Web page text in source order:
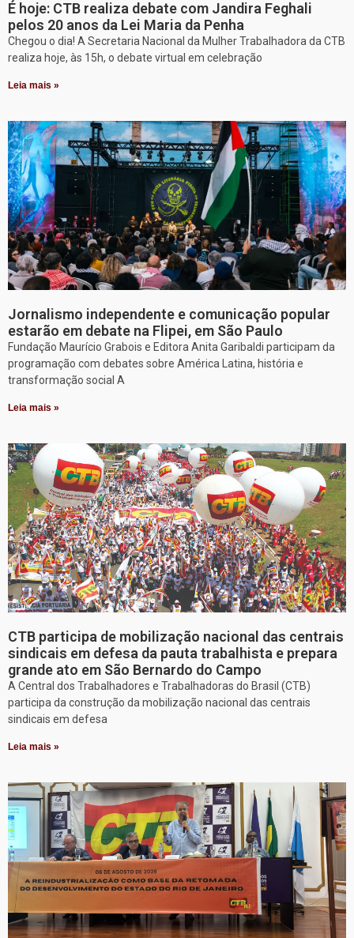
É hoje: CTB realiza debate com Jandira Feghali
pelos 20 anos da Lei Maria da Penha
Chegou o dia! A Secretaria Nacional da Mulher Trabalhadora da CTB
realiza hoje, às 15h, o debate virtual em celebração
Leia mais »
Jornalismo independente e comunicação popular
estarão em debate na Flipei, em São Paulo
Fundação Maurício Grabois e Editora Anita Garibaldi participam da
programação com debates sobre América Latina, história e
transformação social A
Leia mais »
CTB participa de mobilização nacional das centrais
sindicais em defesa da pauta trabalhista e prepara
grande ato em São Bernardo do Campo
A Central dos Trabalhadores e Trabalhadoras do Brasil (CTB)
participa da construção da mobilização nacional das centrais
sindicais em defesa
Leia mais »